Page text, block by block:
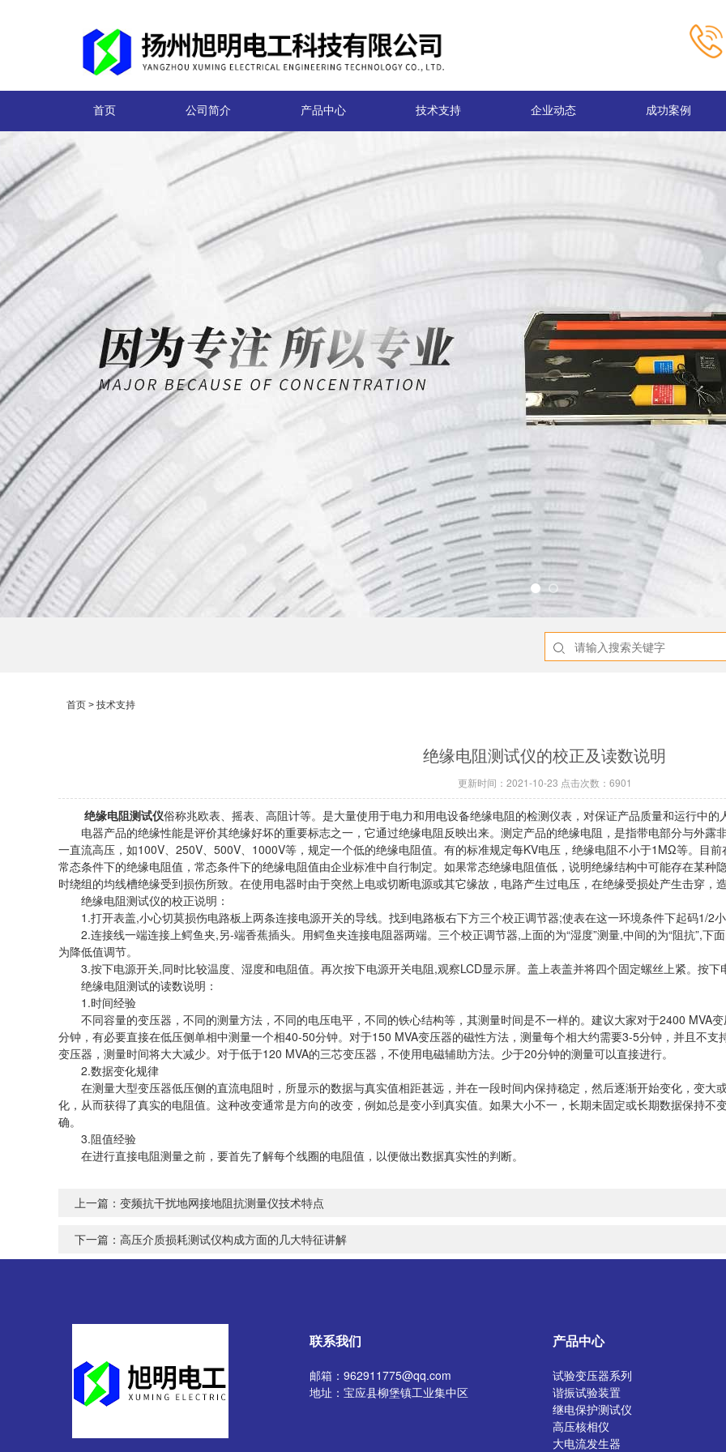
首页 公司简介 产品中心 技术支持 企业动态 成功案例
首页 > 技术支持
绝缘电阻测试仪的校正及读数说明
更新时间：2021-10-23 点击次数：6901
绝缘电阻测试仪俗称兆欧表、摇表、高阻计等。是大量使用于电力和用电设备绝缘电阻的检测仪表，对保证产品质量和运行中的
电器产品的绝缘性能是评价其绝缘好坏的重要标志之一，它通过绝缘电阻反映出来。测定产品的绝缘电阻，是指带电部分与外露
一直流高压，如100V、250V、500V、1000V等，规定一个低的绝缘电阻值。有的标准规定每KV电压，绝缘电阻不小于1MΩ等。目
常态条件下的绝缘电阻值，常态条件下的绝缘电阻值由企业标准中自行制定。如果常态绝缘电阻值低，说明绝缘结构中可能存在某
时绕组的均线槽绝缘受到损伤所致。在使用电器时由于突然上电或切断电源或其它缘故，电路产生过电压，在绝缘受损处产生击穿，
绝缘电阻测试仪的校正说明：
1.打开表盖,小心切莫损伤电路板上两条连接电源开关的导线。找到电路板右下方三个校正调节器;使表在这一环境条件下起码1/2
2.连接线一端连接上鳄鱼夹,另-端香蕉插头。用鳄鱼夹连接电阻器两端。三个校正调节器,上面的为“湿度”测量,中间的为“阻抗”,下
为降低值调节。
3.按下电源开关,同时比较温度、湿度和电阻值。再次按下电源开关电阻,观察LCD显示屏。盖上表盖并将四个固定螺丝上紧。按下
绝缘电阻测试的读数说明：
1.时间经验
不同容量的变压器，不同的测量方法，不同的电压电平，不同的铁心结构等，其测量时间是不一样的。建议大家对于2400 MVA
分钟，有必要直接在低压侧单相中测量一个相40-50分钟。对于150 MVA变压器的磁性方法，测量每个相大约需要3-5分钟，并且不
变压器，测量时间将大大减少。对于低于120 MVA的三芯变压器，不使用电磁辅助方法。少于20分钟的测量可以直接进行。
2.数据变化规律
在测量大型变压器低压侧的直流电阻时，所显示的数据与真实值相距甚远，并在一段时间内保持稳定，然后逐渐开始变化，变大
化，从而获得了真实的电阻值。这种改变通常是方向的改变，例如总是变小到真实值。如果大小不一，长期未固定或长期数据保持
确。
3.阻值经验
在进行直接电阻测量之前，要首先了解每个线圈的电阻值，以便做出数据真实性的判断。
上一篇： 变频抗干扰地网接地阻抗测量仪技术特点
下一篇： 高压介质损耗测试仪构成方面的几大特征讲解
联系我们
邮箱：962911775@qq.com
地址：宝应县柳堡镇工业集中区
产品中心
试验变压器系列
谐振试验装置
继电保护测试仪
高压核相仪
大电流发生器